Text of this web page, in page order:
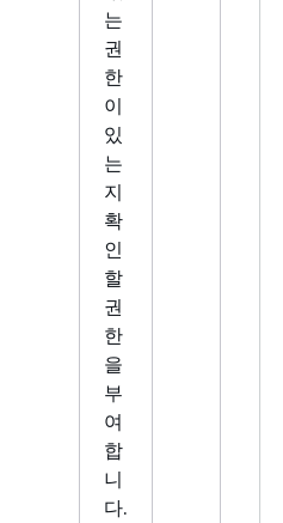
는
권
한
이
있
는
지
확
인
할
권
한
을
부
여
합
니
다.